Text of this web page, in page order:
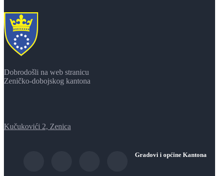
Dobrodošli na web stranicu
Zeničko-dobojskog kantona
Kučukovići 2, Zenica
Gradovi i općine Kantona